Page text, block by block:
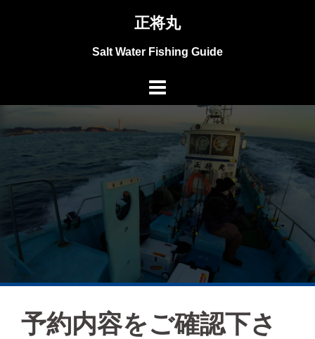
ス
正将丸
Salt Water Fishing Guide
予約内容をご確認下さ